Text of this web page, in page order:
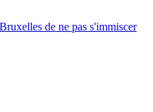
de ne pas s'immiscer